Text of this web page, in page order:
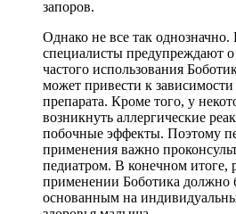
запоров.
Однако не все так
специалисты предупреждают
частого использования
может привести к
препарата. Кроме того, у
возникнуть аллергические
побочные эффекты. Поэтому
применения важно
педиатром. В конечном итоге,
применении Боботика должно
основанным на